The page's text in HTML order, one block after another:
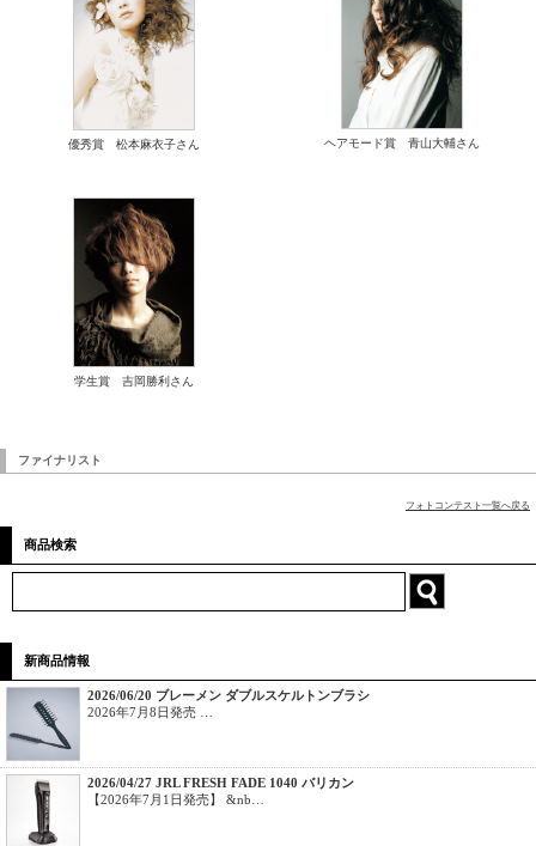
優秀賞 松本麻衣子さん ヘアモード賞 青山大輔さん
学生賞 吉岡勝利さん
ファイナリスト
フォトコンテスト一覧へ戻る
商品検索
新商品情報
2026/06/20 ブレーメン ダブルスケルトンブラシ
2026年7月8日発売 …
2026/04/27 JRL FRESH FADE 1040 バリカン
【2026年7月1日発売】 &nb…